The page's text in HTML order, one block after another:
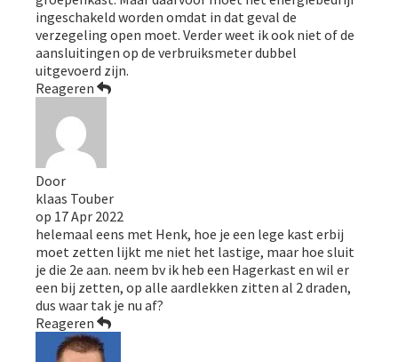
ingeschakeld worden omdat in dat geval de
verzegeling open moet. Verder weet ik ook niet of de
aansluitingen op de verbruiksmeter dubbel
uitgevoerd zijn.
Reageren
Door
klaas Touber
op 17 Apr 2022
helemaal eens met Henk, hoe je een lege kast erbij
moet zetten lijkt me niet het lastige, maar hoe sluit
je die 2e aan. neem bv ik heb een Hagerkast en wil er
een bij zetten, op alle aardlekken zitten al 2 draden,
dus waar tak je nu af?
Reageren